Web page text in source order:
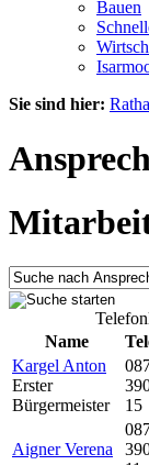
Bauen
Sie sind hier:
Name
Kargel Anton
Erster
Bürgermeister
15
Aigner Verena